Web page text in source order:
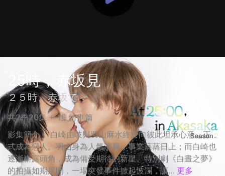
25時，赤坂見
２５時、赤坂で
共2季20集 + 1集特別篇
影集簡介： 白崎由岐與羽山麻水終於向彼此坦承心意，正
式成為戀人。羽山身為人氣演員，事業蒸蒸日上；而白崎也
逐漸嶄露頭角，成為備受期待的新星。特別劇《白晝之夢》
的拍攝如期展開，一場突發事件掀起波瀾，讓... 更多